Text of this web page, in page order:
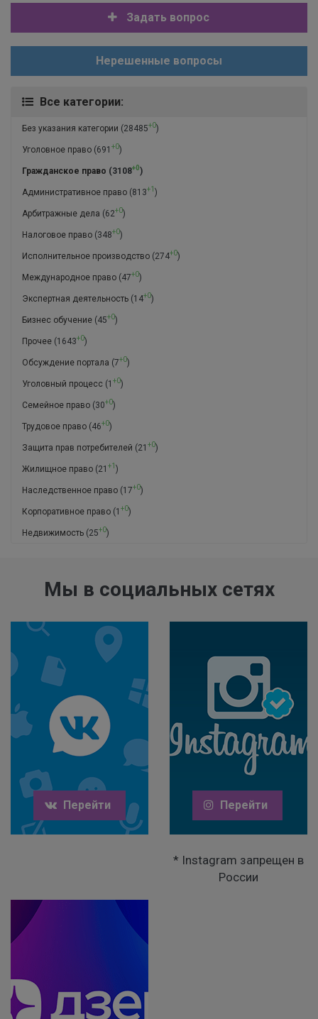
Задать вопрос
Нерешенные вопросы
Все категории:
Без указания категории (28485+0)
Уголовное право (691 +0)
Гражданское право (3108+0)
Административное право (813+1 )
Арбитражные дела (62+0)
Налоговое право (348+0)
Исполнительное производство (274+0)
Международное право (47+0)
Экспертная деятельность (14+0)
Бизнес обучение (45+0)
Прочее (1643+0)
Обсуждение портала (7+0)
Уголовный процесс (1 +0)
Семейное право (30+0)
Трудовое право (46+0)
Защита прав потребителей (21 +0)
Жилищное право (21 +1 )
Наследственное право (17+0)
Корпоративное право (1 +0)
Недвижимость (25+0)
Мы в социальных сетях
Перейти Перейти
* Instagram запрещен в
России